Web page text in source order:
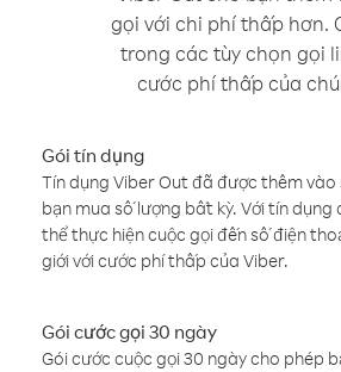
gọi với chi phí thấp hơn.
trong các tùy chọn gọi
cước phí thấp của
Gói tín dụng
Tín dụng Viber Out đã được thêm vào
bạn mua số lượng bất kỳ. Với tín dụng
thể thực hiện cuộc gọi đến số điện
giới với cước phí thấp của Viber.
Gói cước gọi 30 ngày
Gói cước cuộc gọi 30 ngày cho phép